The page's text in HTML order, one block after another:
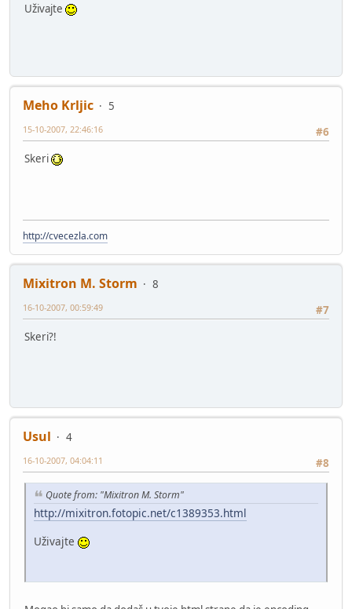
Uživajte
Meho Krljic
5
#6
15-10-2007, 22:46:16
Skeri
http://cvecezla.com
Mixitron M. Storm
8
#7
16-10-2007, 00:59:49
Skeri?!
Usul
4
#8
16-10-2007, 04:04:11
Quote from: "Mixitron M. Storm"
http://mixitron.fotopic.net/c1389353.html
Uživajte